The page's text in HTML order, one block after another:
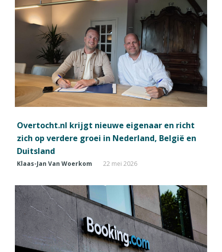
Overtocht.nl krijgt nieuwe eigenaar en richt
zich op verdere groei in Nederland, België en
Duitsland
Klaas-Jan Van Woerkom 22 mei 2026